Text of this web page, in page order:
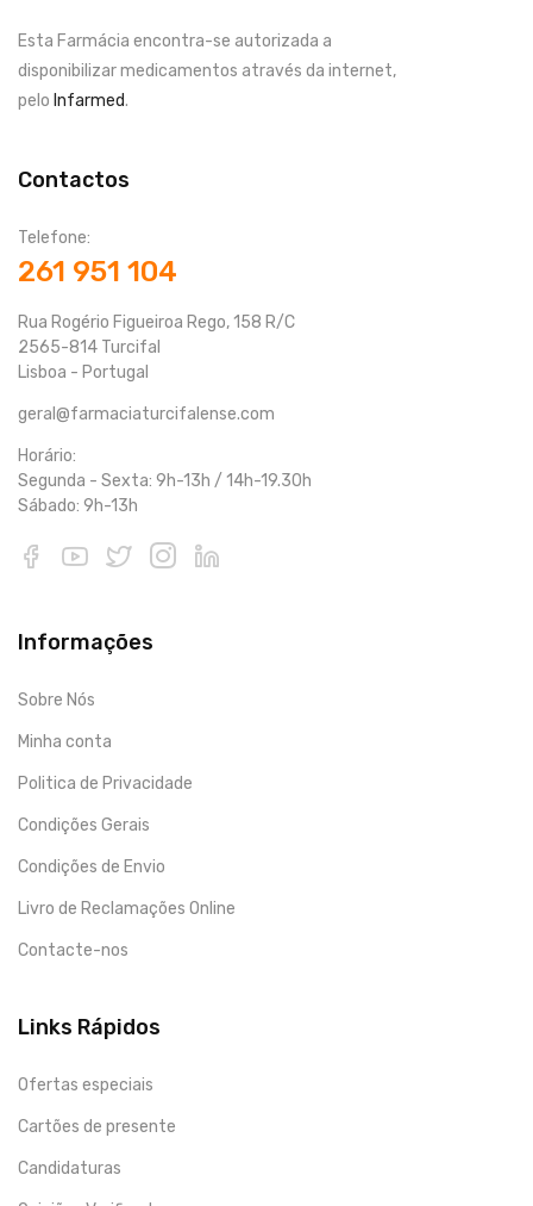
Esta Farmácia encontra-se autorizada a
disponibilizar medicamentos através da internet,
pelo Infarmed.
Contactos
Telefone:
261 951 104
Rua Rogério Figueiroa Rego, 158 R/C
2565-814 Turcifal
Lisboa - Portugal
geral@farmaciaturcifalense.com
Horário:
Segunda - Sexta: 9h-13h / 14h-19.30h
Sábado: 9h-13h
Informações
Sobre Nós
Minha conta
Politica de Privacidade
Condições Gerais
Condições de Envio
Livro de Reclamações Online
Contacte-nos
Links Rápidos
Ofertas especiais
Cartões de presente
Candidaturas